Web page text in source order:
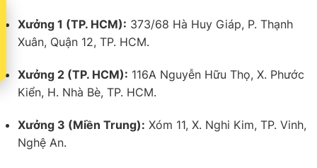
Xưởng 1 (TP. HCM): 373/68 Hà Huy Giáp, P. Thạnh
Xuân, Quận 12, TP. HCM.
Xưởng 2 (TP. HCM): 116A Nguyễn Hữu Thọ, X. Phước
Kiển, H. Nhà Bè, TP. HCM.
Xưởng 3 (Miền Trung): Xóm 11, X. Nghi Kim, TP. Vinh,
Nghệ An.